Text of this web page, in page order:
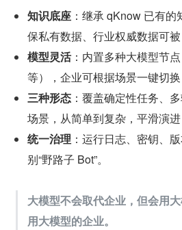
知识底座 ：继承 qKnow 已有
保私有数据、行业权威数据可被
模型灵活：内置多种大模型节
等），企业可根据场景一键切换
三种形态 ：覆盖确定性任务、
场景，从简单到复杂，平滑演进
统一治理 ：运行日志、密钥、
别“野路子 Bot”。
大模型不会取代企业，但会用
用大模型的企业。